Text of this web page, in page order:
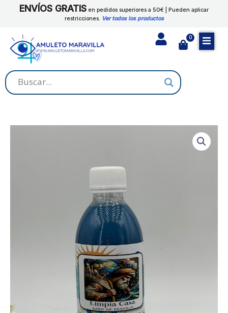
ENVÍOS GRATIS en pedidos superiores a 50€ | Pueden aplicar
restricciones. Ver todos los productos
0
Cart
LIMPIA
cantidad